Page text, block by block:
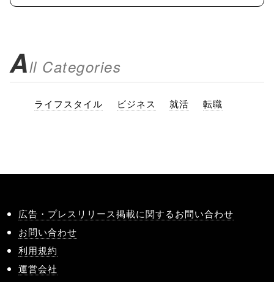
All Categories
ライフスタイル ビジネス 就活 転職
広告・プレスリリース掲載に関するお問い合わせ
お問い合わせ
利用規約
運営会社